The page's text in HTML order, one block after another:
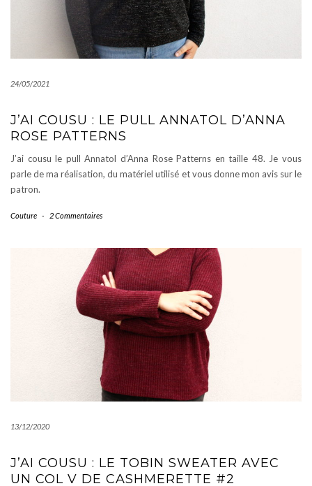
24/05/2021
J’AI COUSU : LE PULL ANNATOL D’ANNA
ROSE PATTERNS
J’ai cousu le pull Annatol d’Anna Rose Patterns en taille 48. Je vous
parle de ma réalisation, du matériel utilisé et vous donne mon avis sur le
patron.
Couture - 2 Commentaires
13/12/2020
J’AI COUSU : LE TOBIN SWEATER AVEC
UN COL V DE CASHMERETTE #2